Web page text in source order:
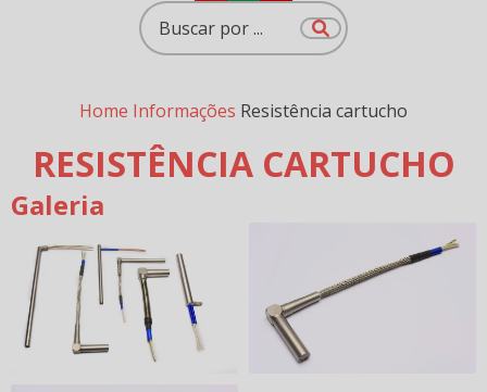
Home Informações Resistência cartucho
RESISTÊNCIA CARTUCHO
Galeria